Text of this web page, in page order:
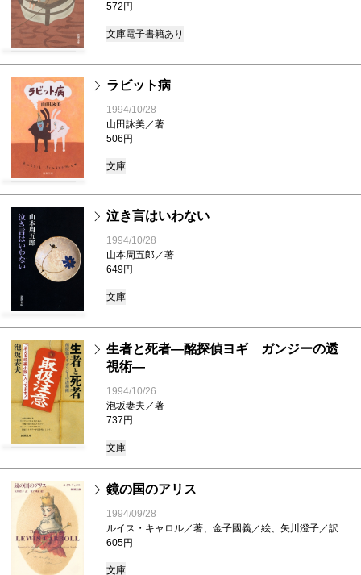
572円
文庫電子書籍あり
ラビット病
1994/10/28
山田詠美／著
506円
文庫
泣き言はいわない
1994/10/28
山本周五郎／著
649円
文庫
生者と死者―酩探偵ヨギ ガンジーの透
視術―
1994/10/26
泡坂妻夫／著
737円
文庫
鏡の国のアリス
1994/09/28
ルイス・キャロル／著、金子國義／絵、矢川澄子／訳
605円
文庫